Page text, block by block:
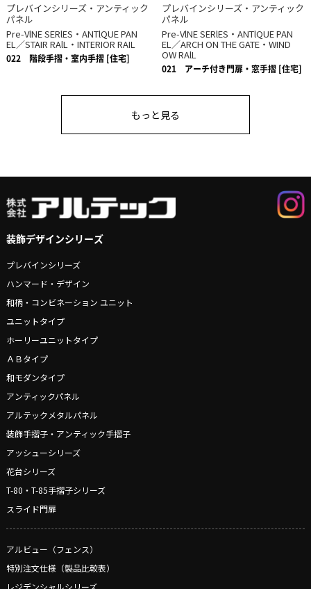
プレバインシリーズ・アンティック
パネル
Pre-VlNE SERlES・ANTlQUE PAN
EL／STAIR RAlL・INTERIOR RAIL
022 階段手摺・室内手摺 [住宅]
プレバインシリーズ・アンティック
パネル
Pre-VlNE SERlES・ANTlQUE PAN
EL／ARCH ON THE GATE・WIND
OW RAlL
021 アーチ付き門扉・窓手摺 [住宅]
もっと見る
装飾デザインシリーズ
プレバインシリーズ
ハンマード・デザイン
和柄・コンビネーション ユニット
ユニットタイプ
ホーリーユニットタイプ
ＡＢタイプ
和モダンタイプ
アンティックパネル
アルテックメタルパネル
装飾手摺子・アンティック手摺子
アッシューシリーズ
花台シリーズ
T-80・T-85手摺子シリーズ
スライド門扉
アルビュー（フェンス）
特別注文仕様（製品比較表）
レジデンシャルシリーズ